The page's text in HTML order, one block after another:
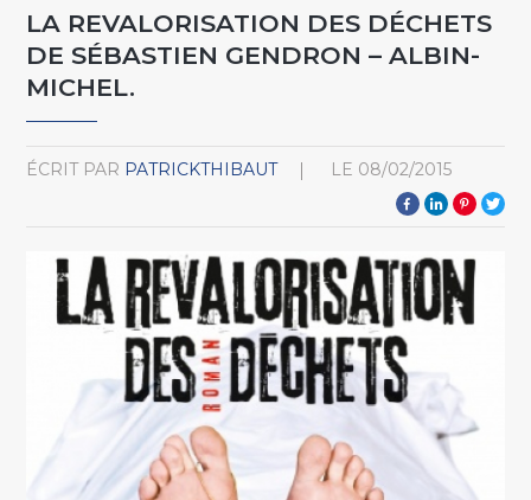
LA REVALORISATION DES DÉCHETS
DE SÉBASTIEN GENDRON – ALBIN-
MICHEL.
ÉCRIT PAR PATRICKTHIBAUT LE 08/02/2015